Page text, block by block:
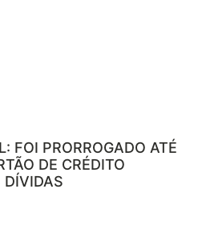
FOI PRORROGADO ATÉ
DE CRÉDITO
DÍVIDAS